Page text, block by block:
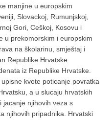
manjine u europskim
Slovackoj, Rumunjskoj,
Gori, Ceškoj, Kosovu i
u prekomorskim i europskim
na školarinu, smještaj i
Republike Hrvatske
iz Republike Hrvatske.
kvote poticanje povratka
a u slucaju hrvatskih
jacanje njihovih veza s
njihovih pripadnika. Hrvatski